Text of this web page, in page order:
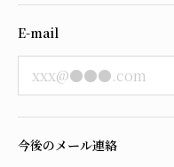
E-mail
今後のメール連絡